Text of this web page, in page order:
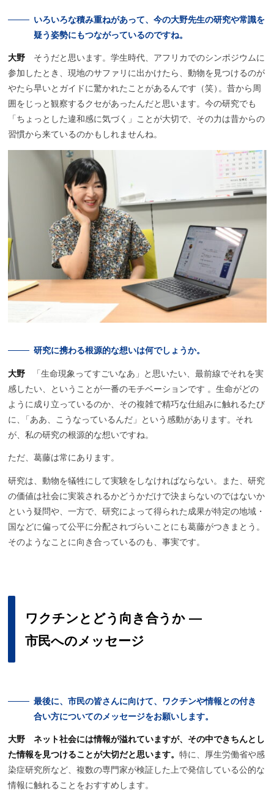
いろいろな積み重ねがあって、 今の大野先生の研究や常識を
疑う姿勢にもつながっているのですね。
大野 そうだと思います。学生時代、アフリカでのシンポジウムに
参加したとき、現地のサファリに出かけたら、動物を見つけるのが
やたら早いとガイドに驚かれたことがあるんです（笑） 。昔から周
囲をじっと観察するクセがあったんだと思います。今の研究でも
「ちょっとした違和感に気づく」ことが大切で、その力は昔からの
習慣から来ているのかもしれませんね。
研究に携わる根源的な想いは何でしょうか。
大野
「生命現象ってすごいなあ」と思いたい、最前線でそれを実
感したい、ということが一番のモチベーションです 。生命がどの
ように成り立っているのか、その複雑で精巧な仕組みに触れるたび
に
「ああ、こうなっているんだ」という感動があります。それ
が、私の研究の根源的な想いですね。
ただ、葛藤は常にあります。
研究は、 動物を犠牲にして実験をしなければならない。
また、研究
の価値は社会に実装されるかどうかだけで決まらないのではないか
という疑問や、一方で、研究によって得られた成果が特定の地域・
国などに偏って公平に分配されづらいことにも葛藤がつきまとう。
そのようなことに向き合っているのも、事実です。
ワクチン とどう 向き合うか ―
市民へのメッセージ
最後に、 市民の皆さんに向けて、 ワクチンや情報との付き
合い方についてのメッセージをお願いします。
大野
ネット社会には情報が溢れていますが、その中できちんとし
た情報を見つけることが大切だと思います。 特に、 厚生労働省や感
染症研究所など、複数の専門家が検証した上で発信している公的な
情報に触れることをおすすめします。